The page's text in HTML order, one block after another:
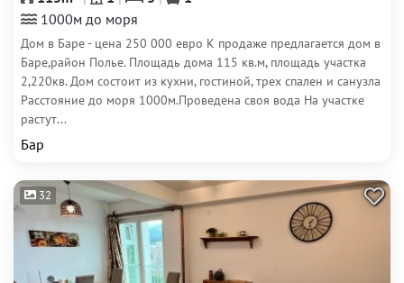
1000м до моря
Дом в Баре - цена 250 000 евро К продаже предлагается дом в
Баре,район Полье. Площадь дома 115 кв.м, площадь участка
2,220кв. Дом состоит из кухни, гостиной, трех спален и санузла
Расстояние до моря 1000м.Проведена своя вода На участке
растут...
Бар
32